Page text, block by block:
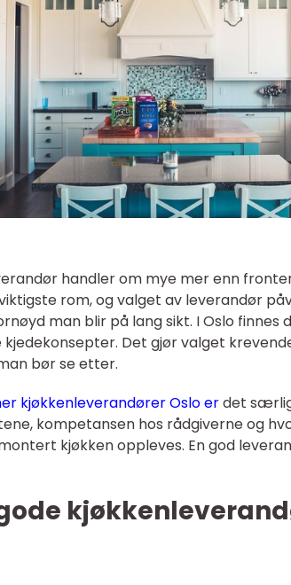
handler om mye mer enn
rom, og valget av leverandør
man blir på lang sikt. I Oslo
Det gjør valget
bør se etter.
kjøkkenleverandører Oslo erdet
kompetansen hos rådgiverne og
kjøkken oppleves. En god